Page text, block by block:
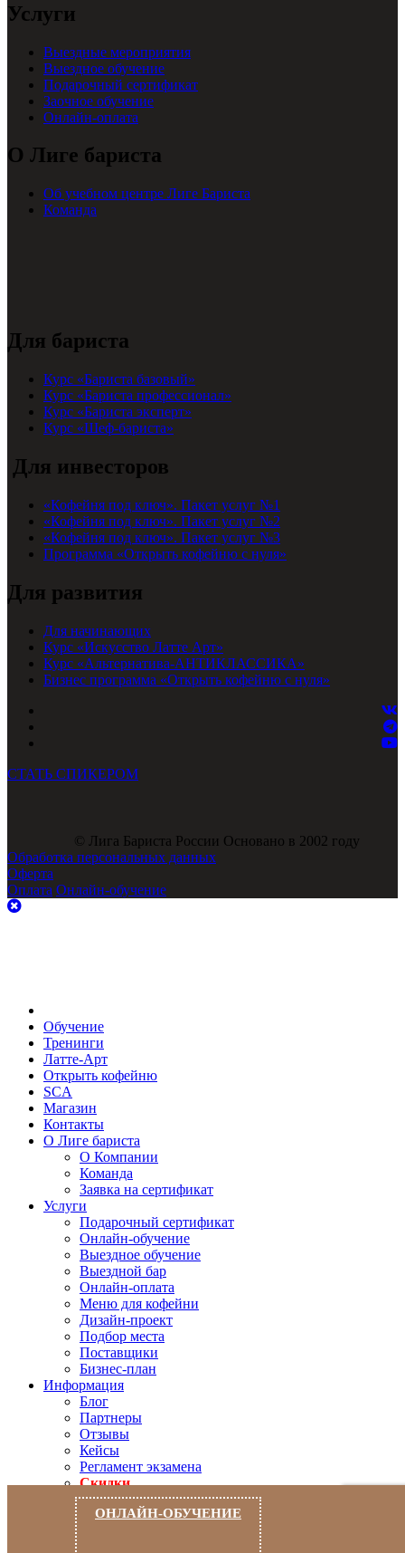
Услуги
Выездные мероприятия
Выездное обучение
Подарочный сертификат
Заочное обучение
Онлайн-оплата
О Лиге бариста
Об учебном центре Лиге Бариста
Команда
Для бариста
Курс «Бариста базовый»
Курс «Бариста профессионал»
Курс «Бариста эксперт»
Курс «Шеф-бариста»
Для инвесторов
«Кофейня под ключ». Пакет услуг №1
«Кофейня под ключ». Пакет услуг №2
«Кофейня под ключ». Пакет услуг №3
Программа «Открыть кофейню с нуля»
Для развития
Для начинающих
Курс «Искусство Латте Арт»
Курс «Альтернатива-АНТИКЛАССИКА»
Бизнес программа «Открыть кофейню с нуля»
СТАТЬ СПИКЕРОМ
© Лига Бариста России Основано в 2002 году
Обработка персональных данных
Оферта
Оплата Онлайн-обучение
Обучение
Тренинги
Латте-Арт
Открыть кофейню
SCA
Магазин
Контакты
О Лиге бариста
О Компании
Команда
Заявка на сертификат
Услуги
Подарочный сертификат
Онлайн-обучение
Выездное обучение
Выездной бар
Онлайн-оплата
Меню для кофейни
Дизайн-проект
Подбор места
Поставщики
Бизнес-план
Информация
Блог
Партнеры
Отзывы
Кейсы
Регламент экзамена
Скидки
8(800) 550 9193
Франшиза
Онлайн обучение
ОНЛАЙН-ОБУЧЕНИЕ